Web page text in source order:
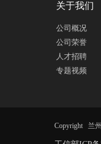
关于我们
公司概况
公司荣誉
人才招聘
专题视频
Copyright 兰